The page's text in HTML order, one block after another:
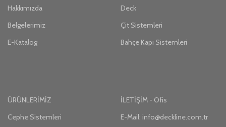
Hakkımızda
Belgelerimiz
E-Katalog
Deck
Çit Sistemleri
Bahçe Kapı Sistemleri
ÜRÜNLERİMİZ
Cephe Sistemleri
İLETİŞİM - Ofis
E-Mail: info@deckline.com.tr